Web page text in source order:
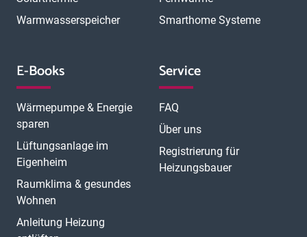
Warmwasserspeicher
Smarthome Systeme
E-Books
Wärmepumpe & Energie
sparen
Lüftungsanlage im
Eigenheim
Raumklima & gesundes
Wohnen
Anleitung Heizung
Service
FAQ
Über uns
Registrierung für
Heizungsbauer